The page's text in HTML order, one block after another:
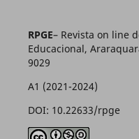
RPGE– Revista on line
Educacional,
9029
A1 (2021-2024)
DOI: 10.22633/rpge